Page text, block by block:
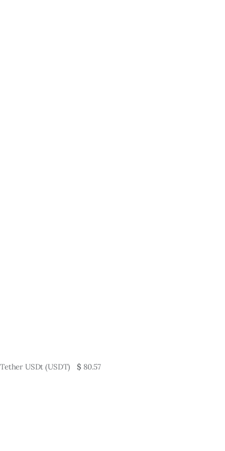
Tether USDt (USDT) $ 80.57